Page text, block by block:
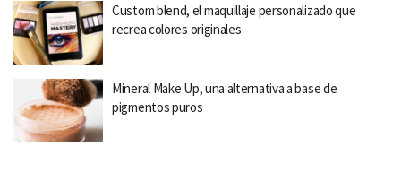
Custom blend, el maquillaje personalizado que
recrea colores originales
Mineral Make Up, una alternativa a base de
pigmentos puros